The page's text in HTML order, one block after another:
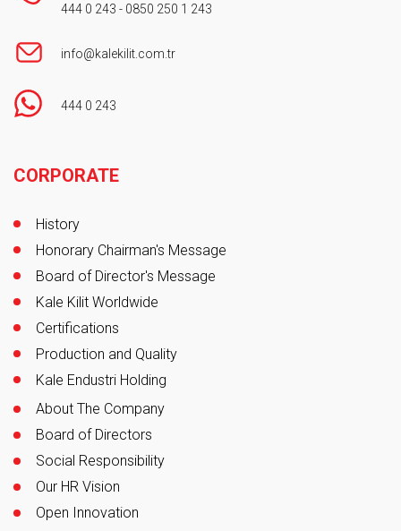
444 0 243 - 0850 250 1 243
info@kalekilit.com.tr
444 0 243
CORPORATE
History
Honorary Chairman's Message
Board of Director's Message
Kale Kilit Worldwide
Certifications
Production and Quality
Kale Endustri Holding
About The Company
Board of Directors
Social Responsibility
Our HR Vision
Open Innovation